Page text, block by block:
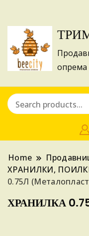
опрема
Home
ХРАНИЛКИ,
0.75Л
ХРАНИЛКА